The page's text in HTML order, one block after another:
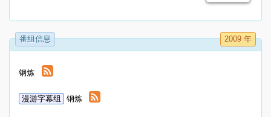
番组信息 2009 年
钢炼
漫游字幕组 钢炼